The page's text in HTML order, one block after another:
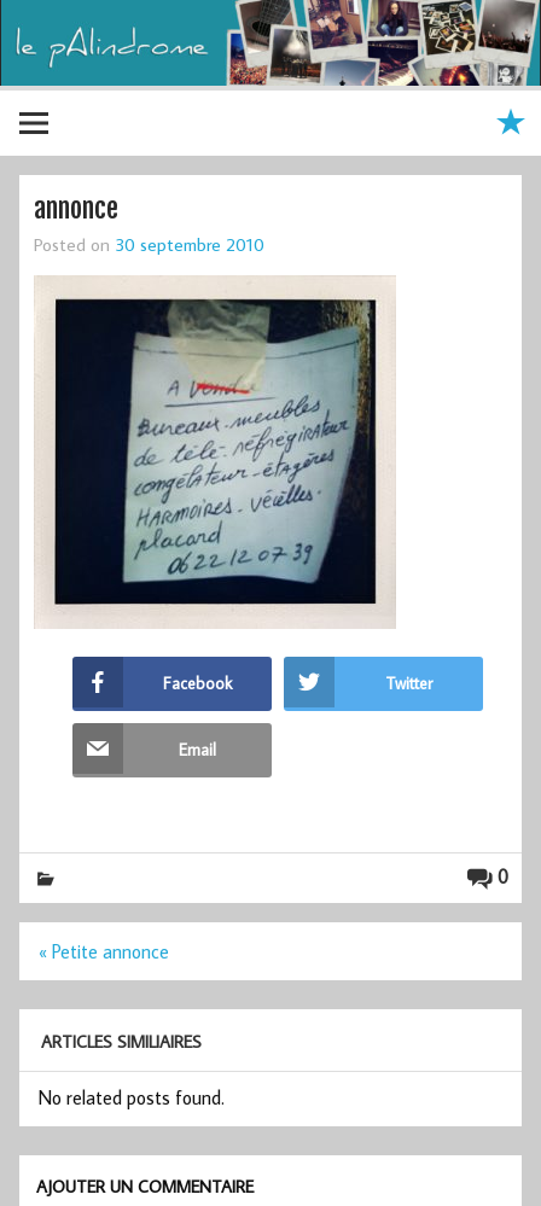
annonce
Posted on 30 septembre 2010
Facebook Twitter
Email
0
Navigation
« Petite annonce
ARTICLES SIMILIAIRES
No related posts found.
AJOUTER UN COMMENTAIRE